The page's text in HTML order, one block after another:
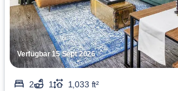
Verfügbar 15 Sept 2026
2 1
1,033 ft²